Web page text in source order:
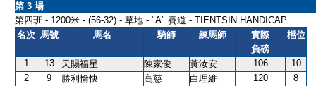
第 3 場
第四班 - 1200米 - (56-32) - 草地 - "A" 賽道 - TIENTSIN HANDICAP
名次 馬號 馬名 騎師 練馬師
實際
負磅
檔位
1 13 天賜福星 陳家俊 黃汝安 106
10
2
9 勝利愉快 高慈 白理維 120
8